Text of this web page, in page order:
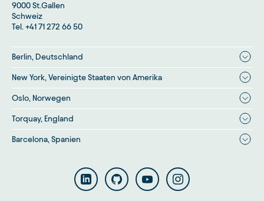
9000 St.Gallen
Schweiz
Tel. +41 71 272 66 50
Berlin, Deutschland
New York, Vereinigte Staaten von Amerika
Oslo, Norwegen
Torquay, England
Barcelona, Spanien